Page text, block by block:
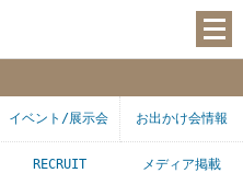
イベント/展示会 お出かけ会情報
RECRUIT メディア掲載